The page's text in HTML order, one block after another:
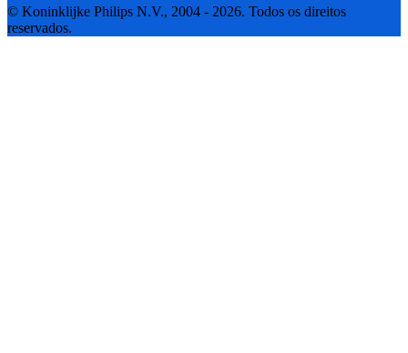
© Koninklijke Philips N.V., 2004 - 2026. Todos os direitos
reservados.